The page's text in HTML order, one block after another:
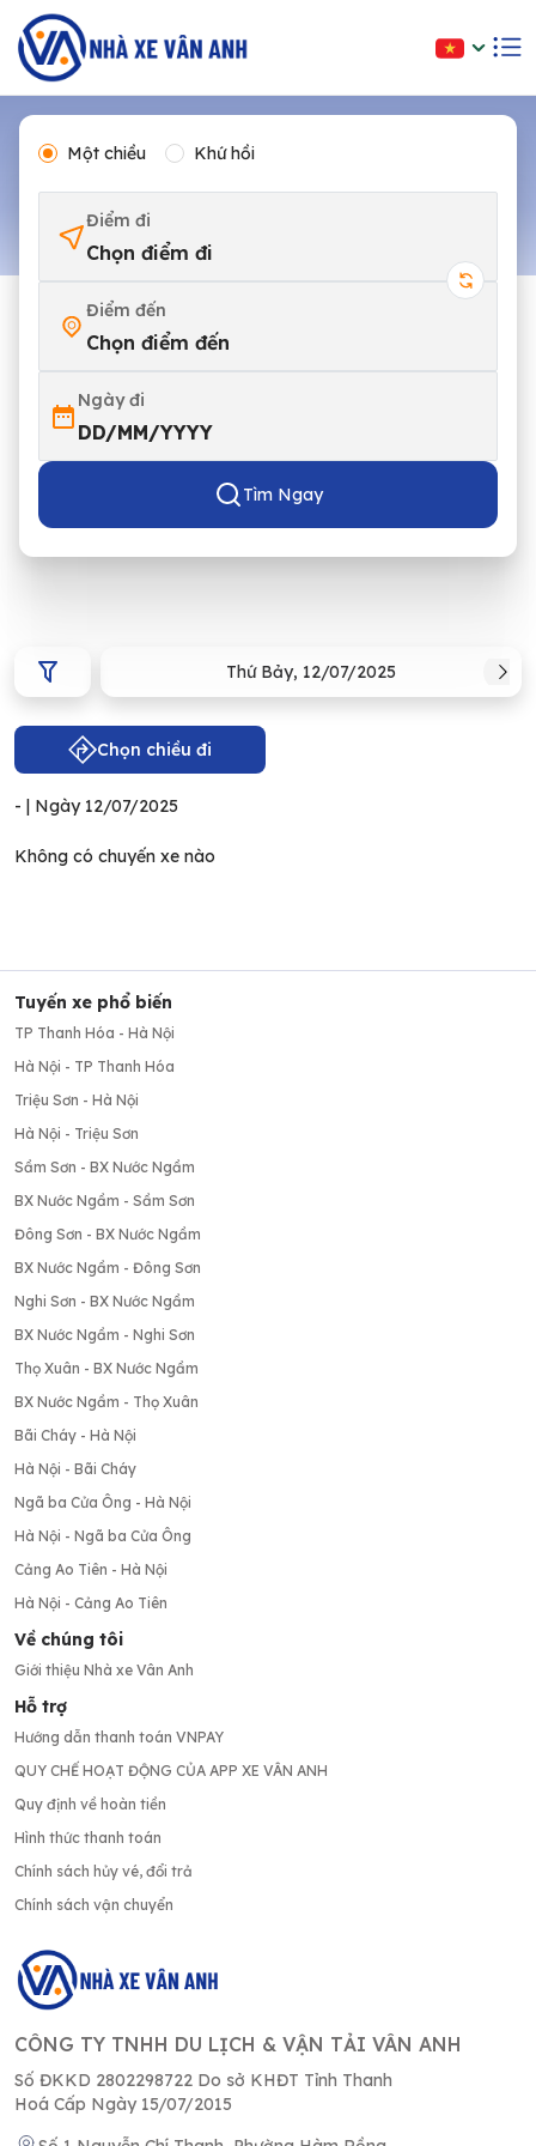
Một chiều Khứ hồi
Điểm đi
Chọn điểm đi
Điểm đến
Chọn điểm đến
Ngày đi
DD/MM/YYYY
Tìm Ngay
Thứ Bảy, 12/07/2025
Chọn chiều đi
- | Ngày 12/07/2025
Không có chuyến xe nào
Tuyến xe phổ biến
TP Thanh Hóa - Hà Nội
Hà Nội - TP Thanh Hóa
Triệu Sơn - Hà Nội
Hà Nội - Triệu Sơn
Sầm Sơn - BX Nước Ngầm
BX Nước Ngầm - Sầm Sơn
Đông Sơn - BX Nước Ngầm
BX Nước Ngầm - Đông Sơn
Nghi Sơn - BX Nước Ngầm
BX Nước Ngầm - Nghi Sơn
Thọ Xuân - BX Nước Ngầm
BX Nước Ngầm - Thọ Xuân
Bãi Cháy - Hà Nội
Hà Nội - Bãi Cháy
Ngã ba Cửa Ông - Hà Nội
Hà Nội - Ngã ba Cửa Ông
Cảng Ao Tiên - Hà Nội
Hà Nội - Cảng Ao Tiên
Về chúng tôi
Giới thiệu Nhà xe Vân Anh
Hỗ trợ
Hướng dẫn thanh toán VNPAY
QUY CHẾ HOẠT ĐỘNG CỦA APP XE VÂN ANH
Quy định về hoàn tiền
Hình thức thanh toán
Chính sách hủy vé, đổi trả
Chính sách vận chuyển
CÔNG TY TNHH DU LỊCH & VẬN TẢI VÂN ANH
Số ĐKKD 2802298722 Do sở KHĐT Tỉnh Thanh
Hoá Cấp Ngày 15/07/2015